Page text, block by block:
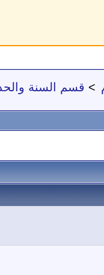
> قسم السنة